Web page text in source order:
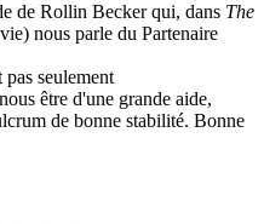
de Rollin Becker qui, dans The
nous parle du Partenaire
pas seulement
être d'une grande aide,
de bonne stabilité. Bonne